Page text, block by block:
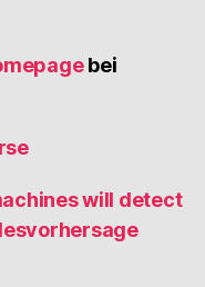
bei
will detect